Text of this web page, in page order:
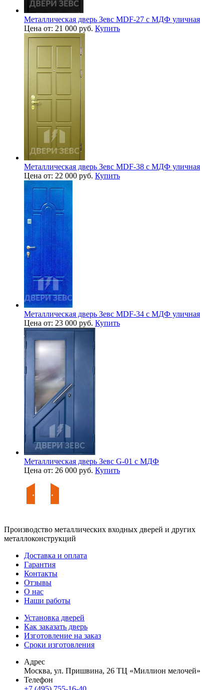
Металлическая дверь Зевс MDF-27 с МДФ уличная
Цена от: 21 000 руб. Купить
Металлическая дверь Зевс MDF-38 с МДФ уличная
Цена от: 22 000 руб. Купить
Металлическая дверь Зевс MDF-34 с МДФ уличная
Цена от: 23 000 руб. Купить
Металлическая дверь Зевс G-01 с МДФ
Цена от: 26 000 руб. Купить
Производство металлических входных дверей и других
металлоконструкций
Доставка и оплата
Гарантия
Контакты
Отзывы
О нас
Наши работы
Установка дверей
Как заказать дверь
Изготовление на заказ
Сроки изготовления
Адрес
Москва, ул. Пришвина, 26 ТЦ «Миллион мелочей»
Телефон